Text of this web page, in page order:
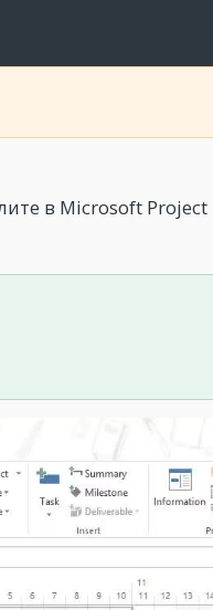
в Microsoft Project